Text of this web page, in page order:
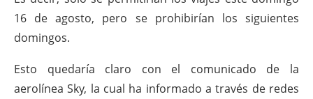
16 de agosto, pero se prohibirían los siguientes
domingos.
Esto quedaría claro con el comunicado de la
aerolínea Sky, la cual ha informado a través de redes